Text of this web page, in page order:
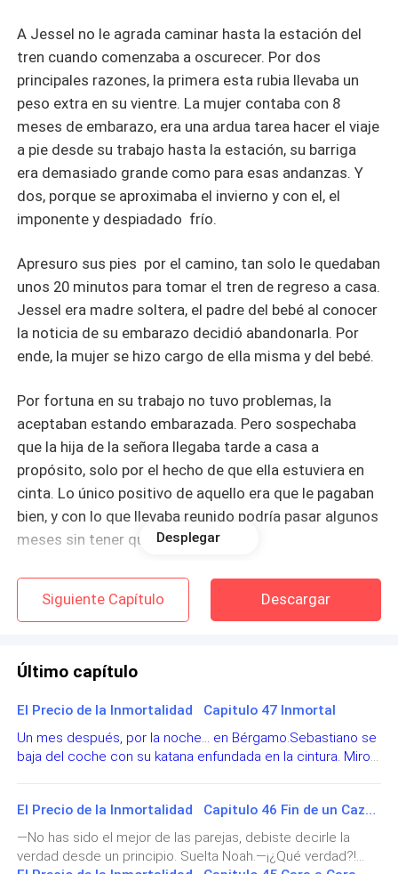
A Jessel no le agrada caminar hasta la estación del
tren cuando comenzaba a oscurecer. Por dos
principales razones, la primera esta rubia llevaba un
peso extra en su vientre. La mujer contaba con 8
meses de embarazo, era una ardua tarea hacer el viaje
a pie desde su trabajo hasta la estación, su barriga
era demasiado grande como para esas andanzas. Y
dos, porque se aproximaba el invierno y con el, el
imponente y despiadado frío.
Apresuro sus pies por el camino, tan solo le quedaban
unos 20 minutos para tomar el tren de regreso a casa.
Jessel era madre soltera, el padre del bebé al conocer
la noticia de su embarazo decidió abandonarla. Por
ende, la mujer se hizo cargo de ella misma y del bebé.
Por fortuna en su trabajo no tuvo problemas, la
aceptaban estando embarazada. Pero sospechaba
que la hija de la señora llegaba tarde a casa a
propósito, solo por el hecho de que ella estuviera en
cinta. Lo único positivo de aquello era que le pagaban
bien, y con lo que llevaba reunido podría pasar algunos
meses sin tener que trabajar.
La rubia oyó el furgor del tren a lo lejos, le faltaba muy
poco para llegar. Las calles de Bérgamo se
comenzaron apagarse una por una. La rubia se detuvo
un segundo para mirar hacia todos lados. Y optó por
intentar correr, pero dado el peso que llevaba encima
Una brisa helada paso muy cerca de ella, como si
alguien pasará a su lado a velocidad de la luz… algo
Desplegar
Siguiente Capítulo Descargar
Último capítulo
El Precio de la Inmortalidad Capitulo 47 Inmortal
Un mes después, por la noche… en Bérgamo.Sebastiano se
baja del coche con su katana enfundada en la cintura. Miro
momento le da la vuelta al coche.—Todo está muy tranquilo
por aquí, viejo.Noah se bajaba del coche totalmente
repuesto de sus heridas. Llevando su espada en la cintura.
—¡Paciencia muchacho! Ya vendrán… —No aprender nada
El Precio de la Inmortalidad Capitulo 46 Fin de un Cazador
—No has sido el mejor de las parejas, debiste decirle la
verdad desde un principio. Suelta Noah.—¡¿Qué verdad?!